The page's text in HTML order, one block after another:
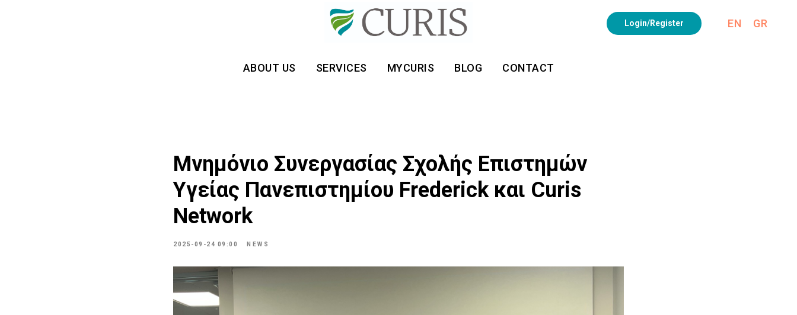
Login/Register EN GR
ABOUT US SERVICES MYCURIS BLOG CONTACT
Μνημόνιο Συνεργασίας Σχολής Επιστημών
Υγείας Πανεπιστημίου Frederick και Curis
Network
2025-09-24 09:00 NEWS